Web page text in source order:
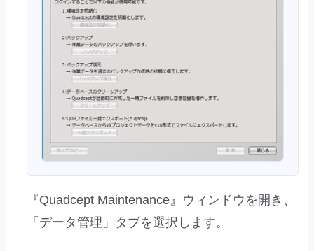
『Quadcept Maintenance』ウィンドウを開き、
「データ管理」タブを選択します。